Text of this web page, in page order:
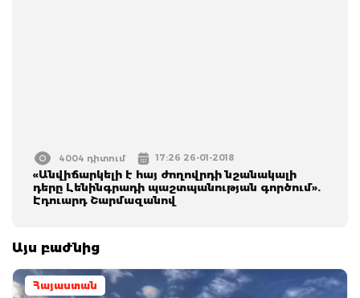
4004 դիտում 17:26 26-01-2018
«Անվիճարկելի է հայ ժողովրդի նշանակալի
դերը Լենինգրադի պաշտպանության գործում».
Էդուարդ Շարմազանով
Այս բաժնից
Հայաստան